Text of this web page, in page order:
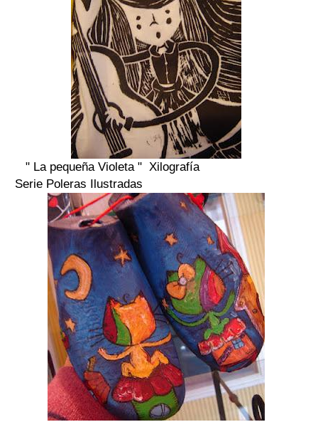
" La pequeña Violeta " Xilografía
Serie Poleras Ilustradas